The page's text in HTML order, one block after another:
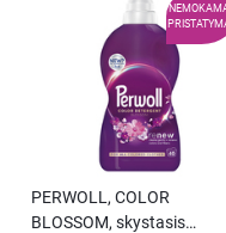
PERWOLL, COLOR
BLOSSOM, skystasis